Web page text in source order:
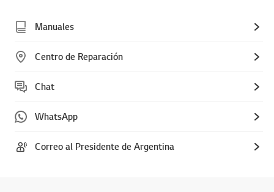
Manuales
Centro de Reparación
Chat
WhatsApp
Correo al Presidente de Argentina